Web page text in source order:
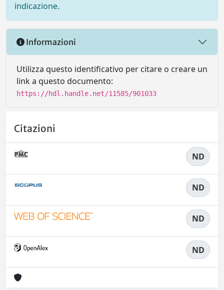
indicazione.
Informazioni
Utilizza questo identificativo per citare o creare un
link a questo documento:
https://hdl.handle.net/11585/901033
Citazioni
ND
ND
ND
ND